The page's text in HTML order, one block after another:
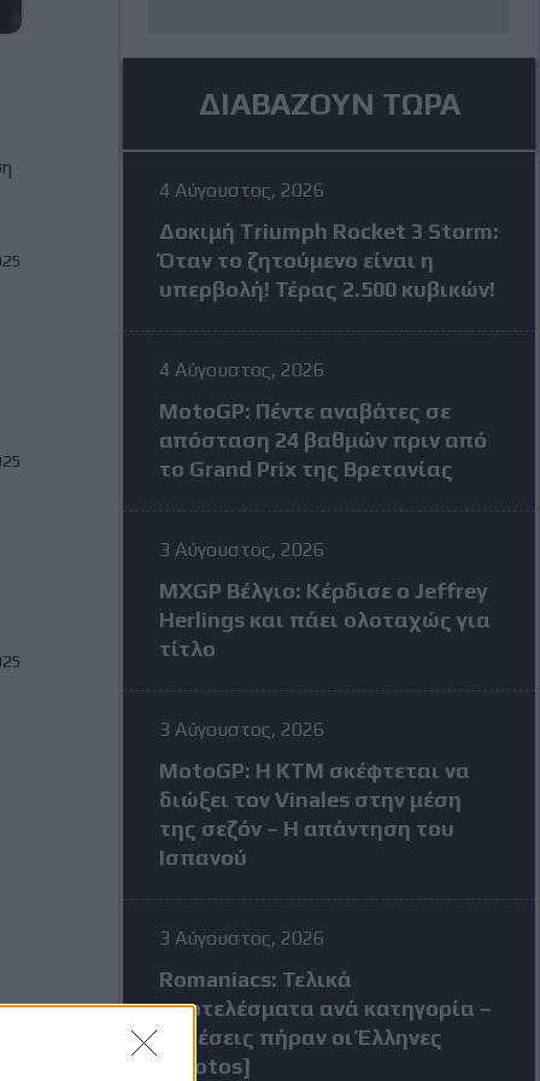
ΔΙΑΒΑΖΟΥΝ ΤΩΡΑ
4 Αύγουστος, 2026
Δοκιμή Triumph Rocket 3 Storm:
Όταν το ζητούμενο είναι η
υπερβολή! Τέρας 2.500 κυβικών!
4 Αύγουστος, 2026
MotoGP: Πέντε αναβάτες σε
απόσταση 24 βαθμών πριν από
το Grand Prix της Βρετανίας
3 Αύγουστος, 2026
MXGP Βέλγιο: Κέρδισε ο Jeffrey
Herlings και πάει ολοταχώς για
τίτλο
3 Αύγουστος, 2026
MotoGP: Η KTM σκέφτεται να
διώξει τον Vinales στην μέση
της σεζόν – Η απάντηση του
Ισπανού
3 Αύγουστος, 2026
Romaniacs: Τελικά
αποτελέσματα ανά κατηγορία –
Τι θέσεις πήραν οι Έλληνες
[Photos]